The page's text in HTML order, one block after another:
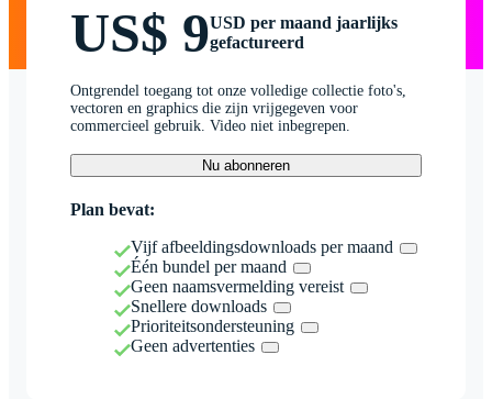
US$ 9USD per maand jaarlijks
gefactureerd
Ontgrendel toegang tot onze volledige collectie foto's,
vectoren en graphics die zijn vrijgegeven voor
commercieel gebruik. Video niet inbegrepen.
Nu abonneren
Plan bevat:
Vijf afbeeldingsdownloads per maand
Één bundel per maand
Geen naamsvermelding vereist
Snellere downloads
Prioriteitsondersteuning
Geen advertenties